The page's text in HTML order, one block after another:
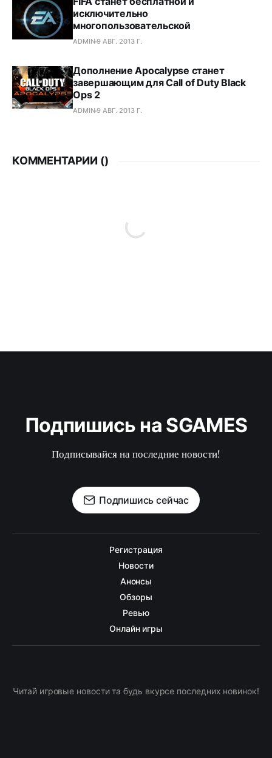
исключительно
многопользовательской
ADMIN9 АВГ. 2013 Г.
Дополнение Apocalypse станет
завершающим для Call of Duty Black
Ops 2
ADMIN9 АВГ. 2013 Г.
КОММЕНТАРИИ ()
Подпишись на SGAMES
Подписывайся на последние новости!
Подпишись сейчас
Регистрация
Новости
Анонсы
Обзоры
Ревью
Онлайн игры
Читай игровые новости та будь вкурсе последних новинок!